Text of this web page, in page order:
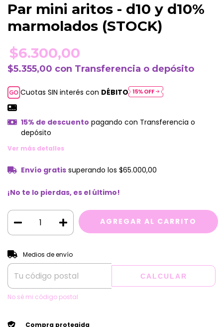
Par mini aritos - d10 y d10%
marmolados (STOCK)
$6.300,00
$5.355,00 con Transferencia o depósito
Cuotas SIN interés con DÉBITO
15% de descuento pagando con Transferencia o
depósito
Ver más detalles
Envío gratis superando los $65.000,00
¡No te lo pierdas, es el último!
Entregas para el CP:
Medios de envío
CALCULAR
No sé mi código postal
Compra protegida